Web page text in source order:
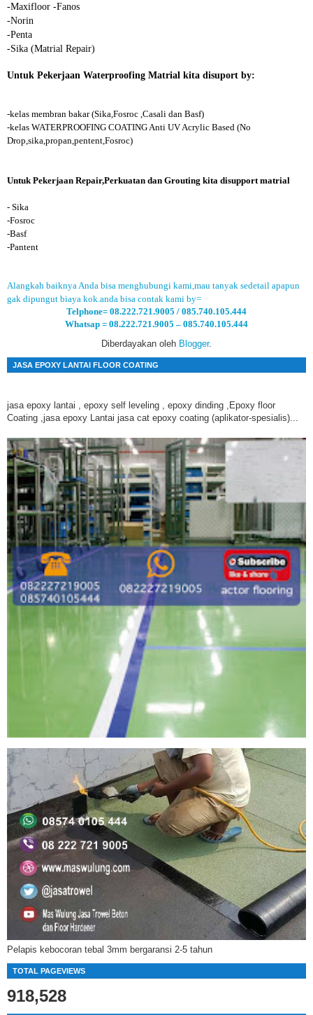
-Maxifloor -Fanos
-Norin
-Penta
-Sika (Matrial Repair)
Untuk Pekerjaan Waterproofing Matrial kita disuport by:
-kelas membran bakar (Sika,Fosroc ,Casali dan Basf)
-kelas WATERPROOFING COATING Anti UV Acrylic Based (No
Drop,sika,propan,pentent,Fosroc)
Untuk Pekerjaan Repair,Perkuatan dan Grouting kita disupport matrial
- Sika
-Fosroc
-Basf
-Pantent
Alangkah baiknya Anda bisa menghubungi kami,mau tanyak sedetail apapun
gak dipungut biaya kok.anda bisa contak kami by=
Telphone= 08.222.721.9005 / 085.740.105.444
Whatsap = 08.222.721.9005 – 085.740.105.444
Diberdayakan oleh Blogger.
JASA EPOXY LANTAI FLOOR COATING
jasa epoxy lantai , epoxy self leveling , epoxy dinding ,Epoxy floor
Coating ,jasa epoxy Lantai jasa cat epoxy coating (aplikator-spesialis)...
Pelapis kebocoran tebal 3mm bergaransi 2-5 tahun
TOTAL PAGEVIEWS
918,528